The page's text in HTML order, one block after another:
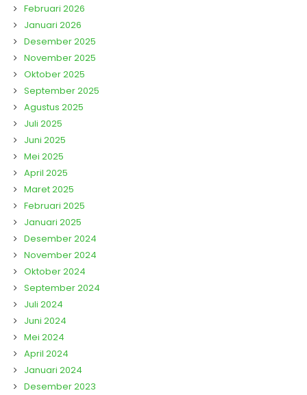
Februari 2026
Januari 2026
Desember 2025
November 2025
Oktober 2025
September 2025
Agustus 2025
Juli 2025
Juni 2025
Mei 2025
April 2025
Maret 2025
Februari 2025
Januari 2025
Desember 2024
November 2024
Oktober 2024
September 2024
Juli 2024
Juni 2024
Mei 2024
April 2024
Januari 2024
Desember 2023